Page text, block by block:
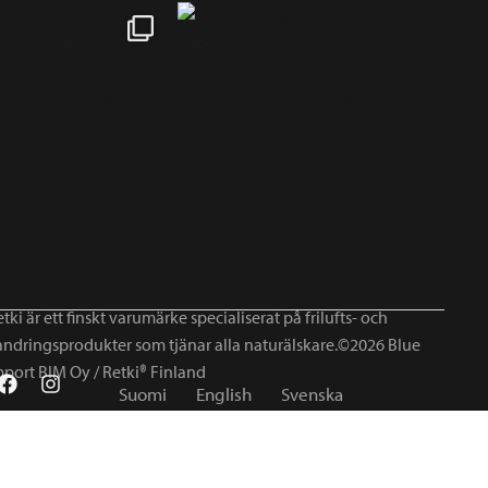
är ett finskt varumärke specialiserat på frilufts- och
som tjänar alla naturälskare.©2026 Blue
BIM Oy / Retki® Finland
Suomi English Svenska